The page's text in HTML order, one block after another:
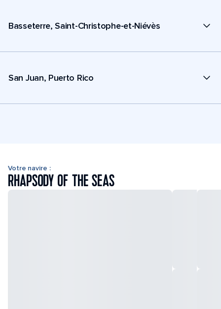
Basseterre, Saint-Christophe-et-Niévès
San Juan, Puerto Rico
Votre navire :
RHAPSODY OF THE SEAS